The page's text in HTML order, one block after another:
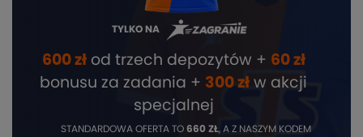
TYLKO NA
600 złod trzech depozytów + 60 zł
bonusu za zadania + 300 zł w akcji
specjalnej
STANDARDOWA OFERTA TO 660 ZŁ, A Z NASZYM KODEM